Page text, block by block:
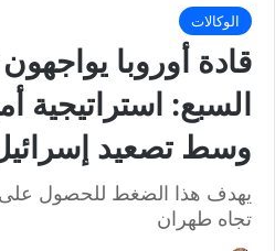
الوكالات
قادة أوروبا
السبع: استراتيجية
وسط تصعيد
يهدف هذا الضغط للحصول على
تجاه طهران